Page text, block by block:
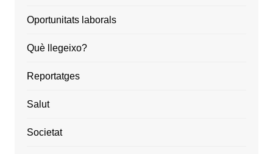
Oportunitats laborals
Què llegeixo?
Reportatges
Salut
Societat